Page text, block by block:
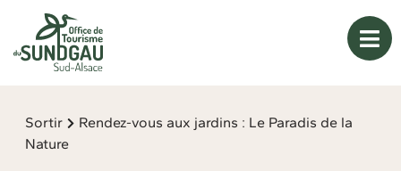
Sortir
Rendez-vous aux jardins : Le Paradis de la
Nature
Panneau de gestion des cookies